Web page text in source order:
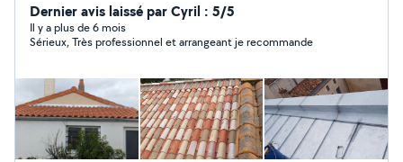
Dernier avis laissé par Cyril : 5/5
Il y a plus de 6 mois
Sérieux, Très professionnel et arrangeant je recommande